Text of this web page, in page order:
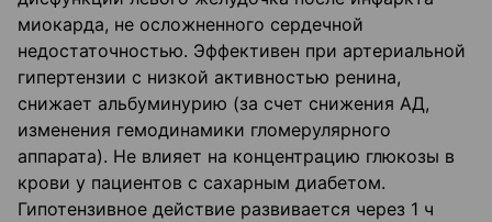
миокарда, не осложненного сердечной
недостаточностью. Эффективен при артериальной
гипертензии с низкой активностью ренина,
снижает альбуминурию (за счет снижения АД,
изменения гемодинамики гломерулярного
аппарата). Не влияет на концентрацию глюкозы в
крови у пациентов с сахарным диабетом.
Гипотензивное действие развивается через 1 ч